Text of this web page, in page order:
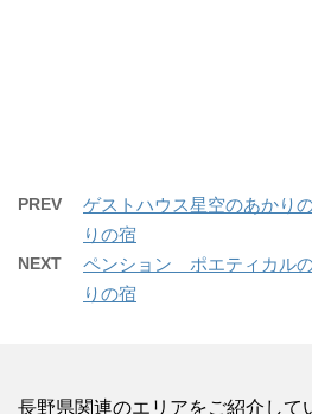
PREV
ゲストハウス星空のあかり
りの宿
NEXT
ペンション ポエティカル
りの宿
長野県関連のエリアをご紹介して